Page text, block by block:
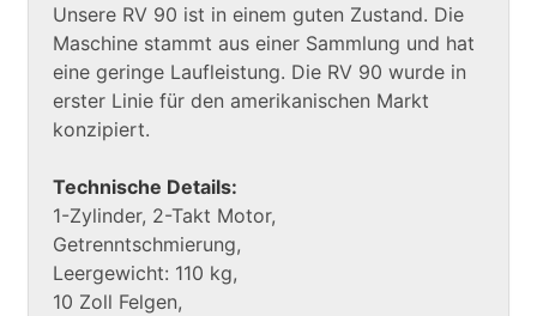
Unsere RV 90 ist in einem guten Zustand. Die
Maschine stammt aus einer Sammlung und hat
eine geringe Laufleistung. Die RV 90 wurde in
erster Linie für den amerikanischen Markt
konzipiert.
Technische Details:
1-Zylinder, 2-Takt Motor,
Getrenntschmierung,
Leergewicht: 110 kg,
10 Zoll Felgen,